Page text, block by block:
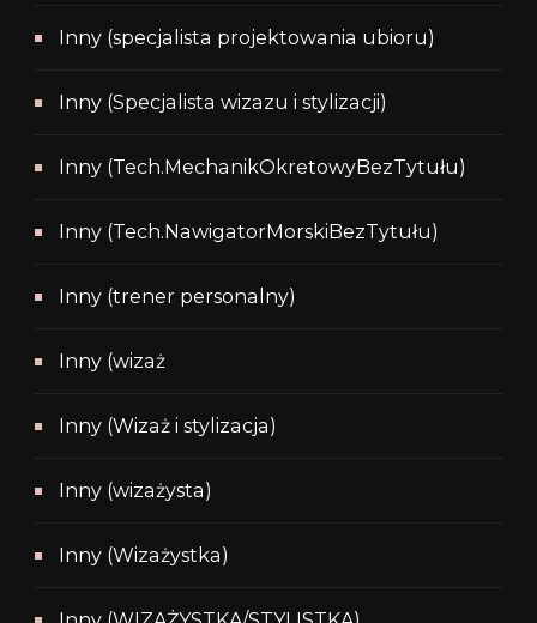
Inny (specjalista projektowania ubioru)
Inny (Specjalista wizazu i stylizacji)
Inny (Tech.MechanikOkretowyBezTytułu)
Inny (Tech.NawigatorMorskiBezTytułu)
Inny (trener personalny)
Inny (wizaż
Inny (Wizaż i stylizacja)
Inny (wizażysta)
Inny (Wizażystka)